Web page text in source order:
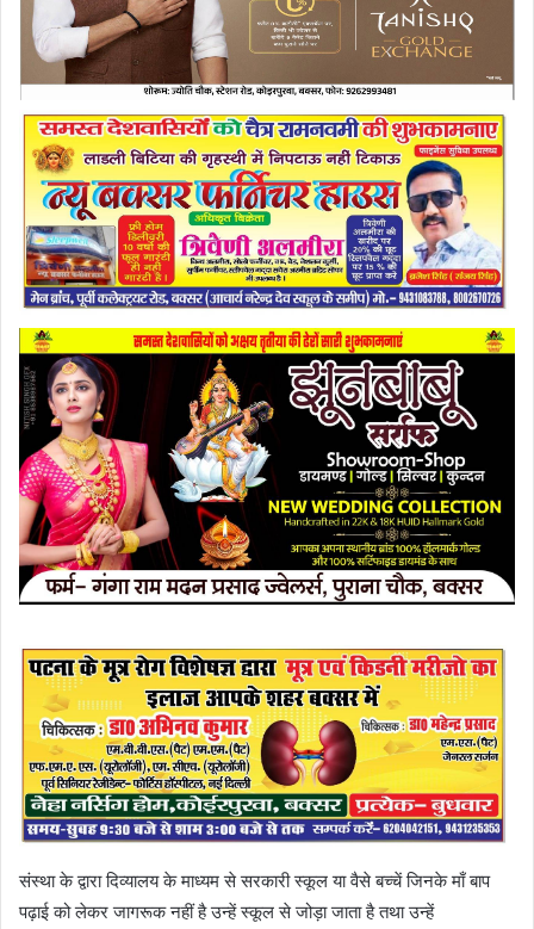
संस्था के द्वारा दिव्यालय के माध्यम से सरकारी स्कूल या वैसे बच्चें जिनके माँ बाप
पढ़ाई को लेकर जागरूक नहीं है उन्हें स्कूल से जोड़ा जाता है तथा उन्हें